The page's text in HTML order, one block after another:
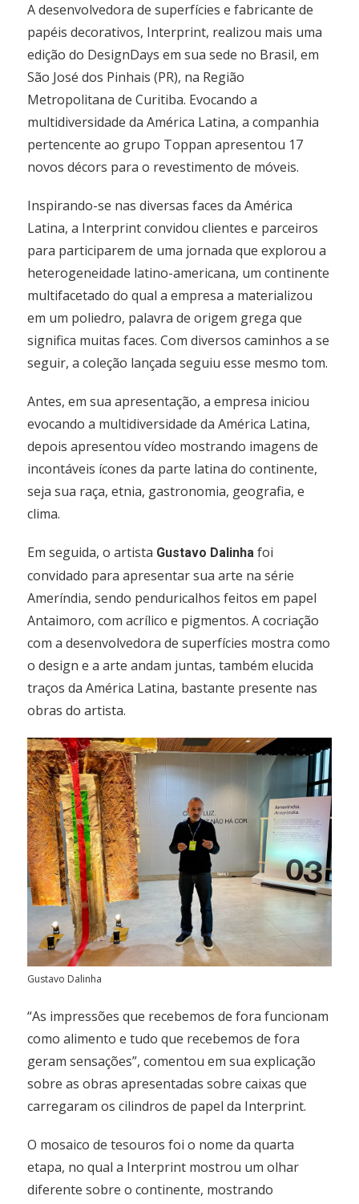
A desenvolvedora de superfícies e fabricante de
papéis decorativos, Interprint, realizou mais uma
edição do DesignDays em sua sede no Brasil, em
São José dos Pinhais (PR), na Região
Metropolitana de Curitiba. Evocando a
multidiversidade da América Latina, a companhia
pertencente ao grupo Toppan apresentou 17
novos décors para o revestimento de móveis.
Inspirando-se nas diversas faces da América
Latina, a Interprint convidou clientes e parceiros
para participarem de uma jornada que explorou a
heterogeneidade latino-americana, um continente
multifacetado do qual a empresa a materializou
em um poliedro, palavra de origem grega que
significa muitas faces. Com diversos caminhos a se
seguir, a coleção lançada seguiu esse mesmo tom.
Antes, em sua apresentação, a empresa iniciou
evocando a multidiversidade da América Latina,
depois apresentou vídeo mostrando imagens de
incontáveis ícones da parte latina do continente,
seja sua raça, etnia, gastronomia, geografia, e
clima.
Em seguida, o artista Gustavo Dalinha foi
convidado para apresentar sua arte na série
Ameríndia, sendo penduricalhos feitos em papel
Antaimoro, com acrílico e pigmentos. A cocriação
com a desenvolvedora de superfícies mostra como
o design e a arte andam juntas, também elucida
traços da América Latina, bastante presente nas
obras do artista.
Gustavo Dalinha
“As impressões que recebemos de fora funcionam
como alimento e tudo que recebemos de fora
geram sensações”, comentou em sua explicação
sobre as obras apresentadas sobre caixas que
carregaram os cilindros de papel da Interprint.
O mosaico de tesouros foi o nome da quarta
etapa, no qual a Interprint mostrou um olhar
diferente sobre o continente, mostrando